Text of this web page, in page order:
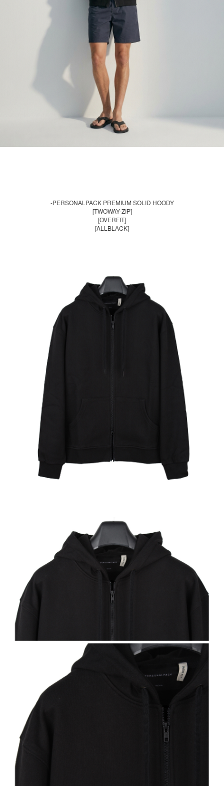
-PERSONALPACK PREMIUM SOLID HOODY
[TWOWAY-ZIP]
[OVERFIT]
[ALLBLACK]